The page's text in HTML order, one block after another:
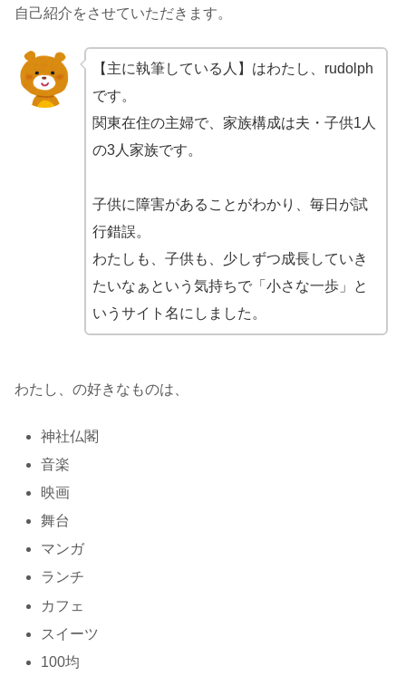
自己紹介をさせていただきます。
【主に執筆している人】はわたし、rudolph
です。
関東在住の主婦で、家族構成は夫・子供1人
の3人家族です。
子供に障害があることがわかり、毎日が試
行錯誤。
わたしも、子供も、少しずつ成長していき
たいなぁという気持ちで「小さな一歩」と
いうサイト名にしました。
わたし、の好きなものは、
神社仏閣
音楽
映画
舞台
マンガ
ランチ
カフェ
スイーツ
100均